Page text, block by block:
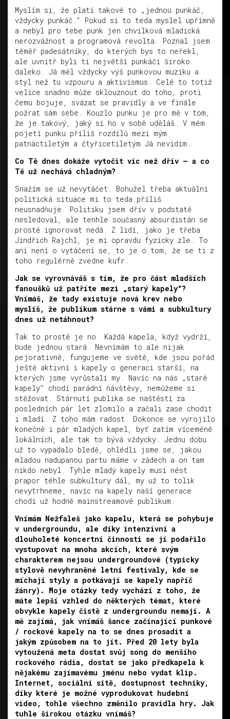
Myslím si, že platí takové to „jednou punkáč,
vždycky punkáč.“ Pokud si to teda myslel upřímně
a nebyl pro tebe punk jen chvilková mladická
nerozvážnost a programová revolta. Poznal jsem
téměř padesátníky, do kterých bys to neřekl,
ale uvnitř byli ti největší punkáči široko
daleko. Já měl vždycky výš punkovou muziku a
styl než tu vzpouru a aktivismus. Celé to totiž
velice snadno může sklouznout do toho, proti
čemu bojuje, svázat se pravidly a ve finále
požrat sám sebe. Kouzlo punku je pro mě v tom,
že je takový, jaký si ho v sobě uděláš. V mém
pojetí punku příliš rozdílů mezi mým
patnáctiletým a čtyřicetiletým Já nevidím.
Co Tě dnes dokáže vytočit víc než dřív – a co
Tě už nechává chladným?
Snažím se už nevytáčet. Bohužel třeba aktuální
politická situace mi to teda příliš
neusnadňuje. Politiku jsem dřív v podstatě
nesledoval, ale tenhle současný absurdistán se
prostě ignorovat nedá. Z lidí, jako je třeba
Jindřich Rajchl, je mi opravdu fyzicky zle. To
ani není o vytáčení se, to je o tom, že se ti z
toho regulérně zvedne kufr.
Jak se vyrovnáváš s tím, že pro část mladších
fanoušků už patříte mezi „starý kapely“?
Vnímáš, že tady existuje nová krev nebo
myslíš, že publikum stárne s vámi a subkultury
dnes už netáhnout?
Tak to prostě je no. Každá kapela, když vydrží,
bude jednou stará. Nevnímám to ale nijak
pejorativně, fungujeme ve světě, kde jsou pořád
ještě aktivní i kapely o generaci starší, na
kterých jsme vyrůstali my. Navíc na nás „staré
kapely“ chodí parádní návštěvy, nemůžeme si
stěžovat. Stárnutí publika se naštěstí za
posledních pár let zlomilo a začali zase chodit
i mladí. Z toho mám radost. Dokonce se vyrojilo
konečně i pár mladých kapel, byť zatím víceméně
lokálních, ale tak to bývá vždycky. Jednu dobu
už to vypadalo bledě, ohlédli jsme se, jakou
mladou nadupanou partu máme v zádech a on tam
nikdo nebyl. Tyhle mladý kapely musí nést
prapor téhle subkultury dál, my už to tolik
nevytrhneme, navíc na kapely naší generace
chodí už hodně mainstreamové publikum.
Vnímám Nežfaleš jako kapelu, která se pohybuje
v undergroundu, ale díky intenzivní a
dlouholeté koncertní činnosti se jí podařilo
vystupovat na mnoha akcích, které svým
charakterem nejsou undergroundové (typicky
stylově nevyhraněné letní festivaly, kde se
míchají styly a potkávají se kapely napříč
žánry). Moje otázky tedy vychází z toho, že
máte lepší vzhled do některých témat, které
obvykle kapely čistě z undergroundu nemají. A
mě zajímá, jak vnímáš šance začínající punkové
/ rockové kapely na to se dnes prosadit a
jakým způsobem na to jít. Před 20 lety byla
vytoužená meta dostat svůj song do menšího
rockového rádia, dostat se jako předkapela k
nějakému zajímavému jménu nebo vydat klip.
Internet, sociální sítě, dostupnost techniky,
díky které je možné vyprodukovat hudební
video, tohle všechno změnilo pravidla hry. Jak
tuhle širokou otázku vnímáš?